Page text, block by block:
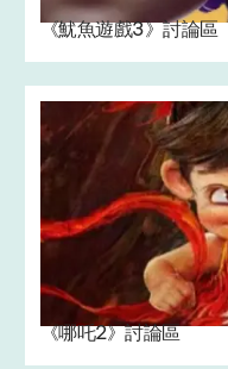
《魷魚遊戲3》討論區
《哪吒2》討論區